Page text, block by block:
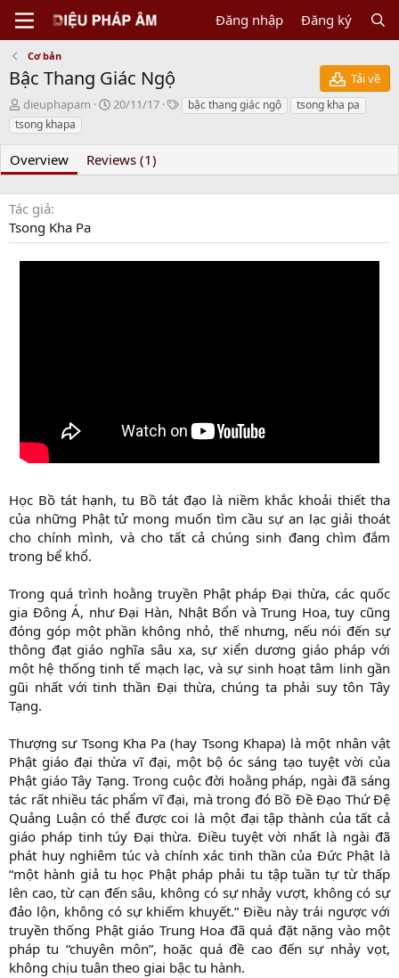
Đăng nhập Đăng ký
Cơ bản
Bậc Thang Giác Ngộ
Tải về
N
g
ư
i
i
dieuphapam
C
t
a
t
20/11/17
T bậc thang giác ngộ
tsong kha pa
tsong khapa
Overview Reviews (1)
Tác giả
Tsong Kha Pa
Học Bồ tát hạnh, tu Bồ tát đạo là niềm khắc khoải thiết tha
của những Phật tử mong muốn tìm cầu sự an lạc giải thoát
cho chính mình, và cho tất cả chúng sinh đang chìm đắm
trong bể khổ.
Trong quá trình hoằng truyền Phật pháp Đại thừa, các quốc
gia Đông Á, như Đại Hàn, Nhật Bổn và Trung Hoa, tuy cũng
đóng góp một phần không nhỏ, thế nhưng, nếu nói đến sự
thông đạt giáo nghĩa sâu xa, sự xiển dương giáo pháp với
một hệ thống tinh tế mạch lạc, và sự sinh hoạt tâm linh gần
gũi nhất với tinh thần Đại thừa, chúng ta phải suy tôn Tây
Tạng.
Thượng sư Tsong Kha Pa (hay Tsong Khapa) là một nhân vật
Phật giáo đại thừa vĩ đại, một bộ óc sáng tạo tuyệt vời của
Phật giáo Tây Tạng. Trong cuộc đời hoằng pháp, ngài đã sáng
tác rất nhiều tác phẩm vĩ đại, mà trong đó Bồ Đề Đạo Thứ Đệ
Quảng Luận có thể được coi là một đại tập thành của tất cả
giáo pháp tinh túy Đại thừa. Điều tuyệt vời nhất là ngài đã
phát huy nghiêm túc và chính xác tinh thần của Đức Phật là
“một hành giả tu học Phật pháp phải tu tập tuần tự từ thấp
lên cao, từ cạn đến sâu, không có sự nhảy vượt, không có sự
đảo lộn, không có sự khiếm khuyết.” Điều này trái ngược với
truyền thống Phật giáo Trung Hoa đã quá đặt nặng vào một
pháp tu “chuyên môn”, hoặc quá đề cao đến sự nhảy vọt,
không chịu tuân theo giai bậc tu hành.